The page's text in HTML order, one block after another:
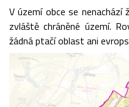
V území obce se nenachází
zvláště chráněné území.
žádná ptačí oblast ani